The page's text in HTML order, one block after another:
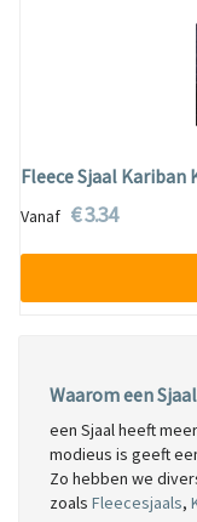
Fleece Sjaal Kariban
Vanaf € 3.34
Waarom een
een Sjaal heeft
modieus is geeft
Zo hebben we
zoals Fleecesjaals,